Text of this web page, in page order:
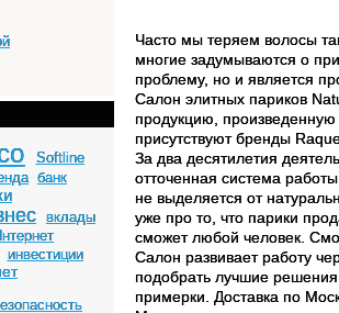
Softline
банк
вклады
инвестиции
Часто мы теряем волосы
многие задумываются о
проблему, но и является
Салон элитных париков
продукцию,
присутствуют бренды
За два десятилетия
отточенная система
не выделяется от
уже про то, что парики
сможет любой человек.
Салон развивает работу
подобрать лучшие
примерки. Доставка по